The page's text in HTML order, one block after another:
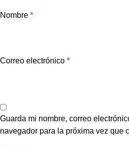
Nombre *
Correo electrónico *
Guarda mi nombre, correo
navegador para la próxima vez que